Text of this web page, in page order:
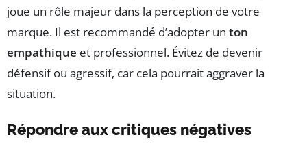
joue un rôle majeur dans la perception de votre
marque. Il est recommandé d’adopter un ton
empathique et professionnel. Évitez de devenir
défensif ou agressif, car cela pourrait aggraver la
situation.
Répondre aux critiques négatives